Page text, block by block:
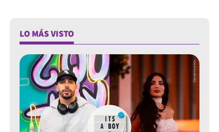
LO MÁS VISTO